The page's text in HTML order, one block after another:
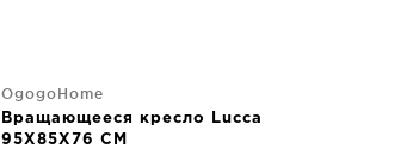
OgogoHome
Вращающееся кресло Lucca
95X85X76 CM